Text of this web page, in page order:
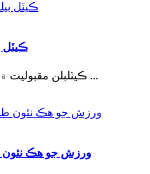
ڪيٽل
ڪيٽلبلن مقبوليت ۾ ازالي ۾ وڌي چڪا آهن ...
ورزش جو هڪ نئون